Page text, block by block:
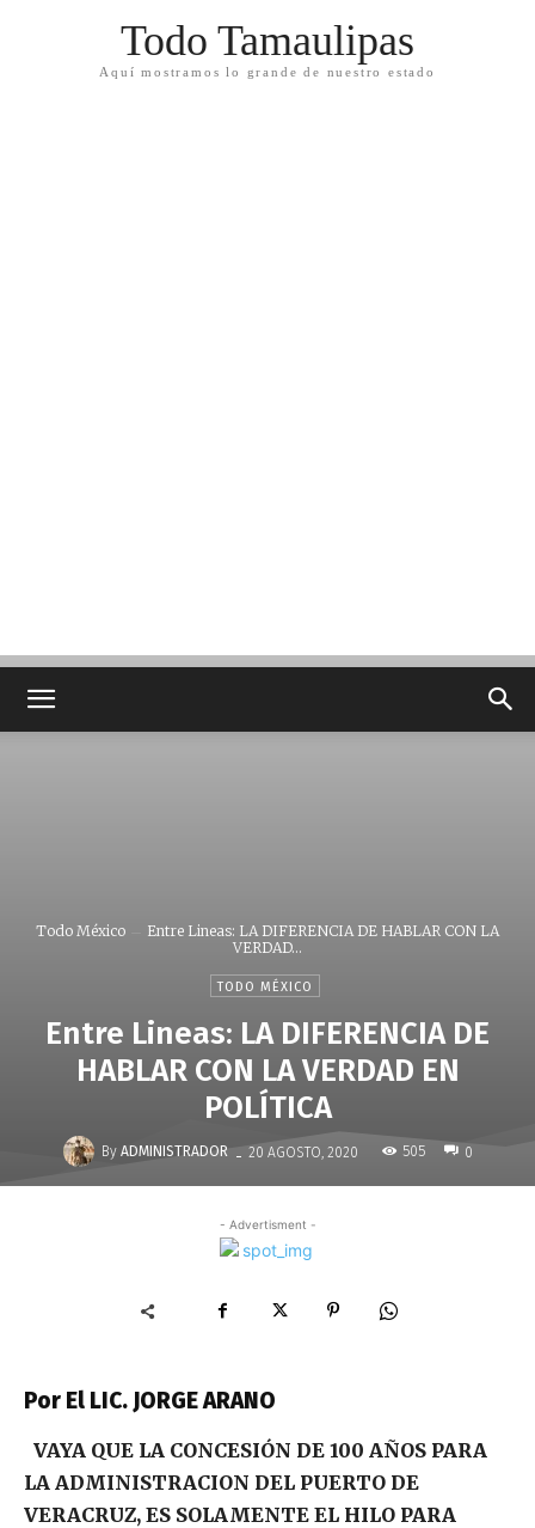
Todo Tamaulipas
Aquí mostramos lo grande de nuestro estado
Todo México
Entre Lineas: LA DIFERENCIA DE HABLAR CON LA
VERDAD...
TODO MÉXICO
Entre Lineas: LA DIFERENCIA DE
HABLAR CON LA VERDAD EN
POLÍTICA
By ADMINISTRADOR - 20 AGOSTO, 2020 505 0
- Advertisment -
Por El LIC. JORGE ARANO
VAYA QUE LA CONCESIÓN DE 100 AÑOS PARA
LA ADMINISTRACION DEL PUERTO DE
VERACRUZ, ES SOLAMENTE EL HILO PARA